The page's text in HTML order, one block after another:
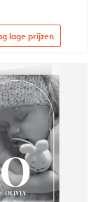
lage prijzen